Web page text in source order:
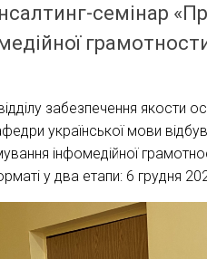
семінар
забезпечення якости
української мови
інфомедійної
у два етапи: 6 грудня